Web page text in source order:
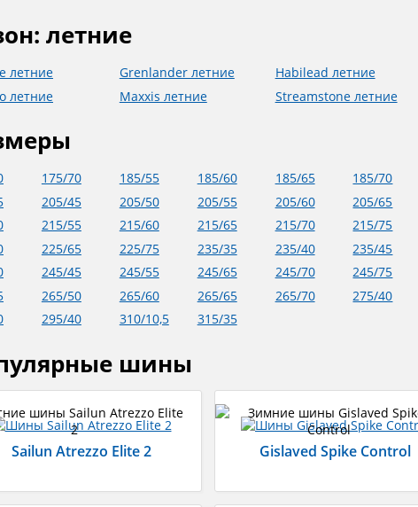
летние
летние Grenlander летние Habilead летние
летние
Maxxis летние Streamstone летние
175/70 185/55 185/60 185/65 185/70
205/45 205/50 205/55 205/60 205/65
215/55 215/60 215/65 215/70 215/75
225/65 225/75 235/35 235/40 235/45
245/45 245/55 245/65 245/70 245/75
265/50 265/60 265/65 265/70 275/40
295/40 310/10,5 315/35
шины
Sailun Atrezzo Elite 2 Gislaved Spike Control